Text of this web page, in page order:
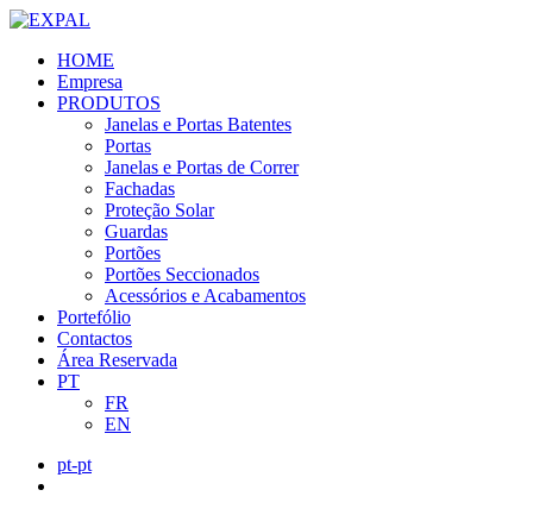
HOME
Empresa
PRODUTOS
Janelas e Portas Batentes
Portas
Janelas e Portas de Correr
Fachadas
Proteção Solar
Guardas
Portões
Portões Seccionados
Acessórios e Acabamentos
Portefólio
Contactos
Área Reservada
PT
FR
EN
pt-pt